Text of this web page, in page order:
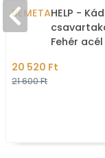
BEMETAHELP -
Fehér acél
20 520 Ft
21 600 Ft